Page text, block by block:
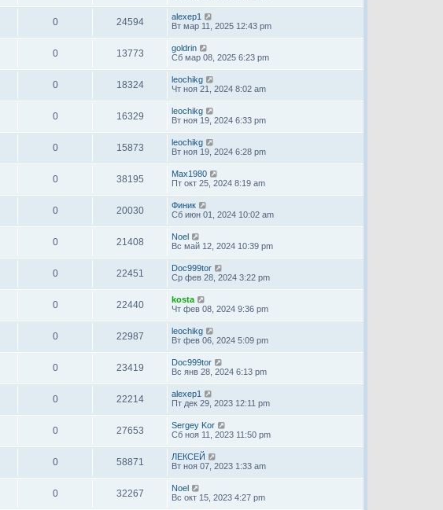
0 24594
alexep1
Вт мар 11, 2025 12:43 pm
0 13773
goldrin
Сб мар 08, 2025 6:23 pm
0 18324
leochikg
Чт ноя 21, 2024 8:02 am
0 16329
leochikg
Вт ноя 19, 2024 6:33 pm
0 15873
leochikg
Вт ноя 19, 2024 6:28 pm
0 38195
Max1980
Пт окт 25, 2024 8:19 am
0 20030
Финик
Сб июн 01, 2024 10:02 am
0 21408
Noel
Вс май 12, 2024 10:39 pm
0 22451
Doc999tor
Ср фев 28, 2024 3:22 pm
0 22440
kosta
Чт фев 08, 2024 9:36 pm
0 22987
leochikg
Вт фев 06, 2024 5:09 pm
0 23419
Doc999tor
Вс янв 28, 2024 6:13 pm
0 22214
alexep1
Пт дек 29, 2023 12:11 pm
0 27653
Sergey Kor
Сб ноя 11, 2023 11:50 pm
0 58871
ЛЕКСЕЙ
Вт ноя 07, 2023 1:33 am
0 32267
Noel
Вс окт 15, 2023 4:27 pm